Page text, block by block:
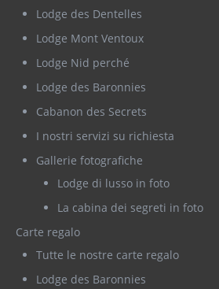
Lodge des Dentelles
Lodge Mont Ventoux
Lodge Nid perché
Lodge des Baronnies
Cabanon des Secrets
I nostri servizi su richiesta
Gallerie fotografiche
Lodge di lusso in foto
La cabina dei segreti in foto
Carte regalo
Tutte le nostre carte regalo
Lodge des Baronnies